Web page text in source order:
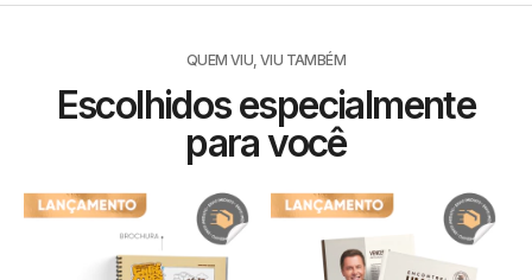
QUEM VIU, VIU TAMBÉM
Escolhidos especialmente
para você